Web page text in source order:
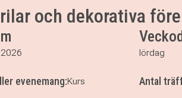
och dekorativa
lördag
evenemang:Kurs Antal